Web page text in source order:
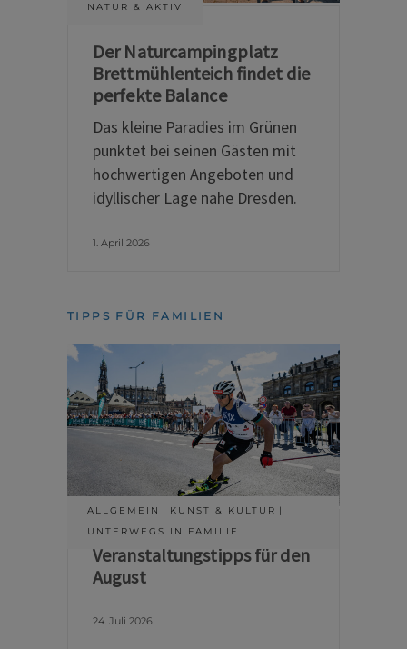
NATUR & AKTIV
Der Naturcampingplatz
Brettmühlenteich findet die
perfekte Balance
Das kleine Paradies im Grünen
punktet bei seinen Gästen mit
hochwertigen Angeboten und
idyllischer Lage nahe Dresden.
1. April 2026
TIPPS FÜR FAMILIEN
ALLGEMEIN
KUNST & KULTUR
UNTERWEGS IN FAMILIE
Veranstaltungstipps für den
August
24. Juli 2026